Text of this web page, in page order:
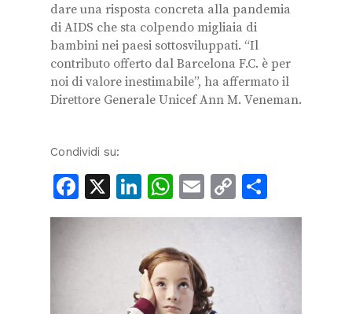
dare una risposta concreta alla pandemia
di AIDS che sta colpendo migliaia di
bambini nei paesi sottosviluppati. “Il
contributo offerto dal Barcelona F.C. è per
noi di valore inestimabile”, ha affermato il
Direttore Generale Unicef Ann M. Veneman.
Condividi su:
Facebook
X LinkedIn
WhatsApp
Email
Copy
Link